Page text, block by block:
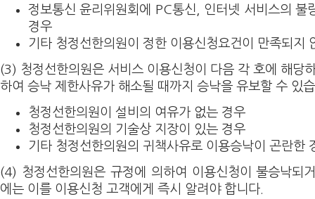
정보통신 윤리위원회에 PC통신, 인터넷 서비스의 불
경우
기타 청정선한의원이 정한 이용신청요건이 만족되지
(3) 청정선한의원은 서비스 이용신청이 다음 각 호에 해당
하여 승낙 제한사유가 해소될 때까지 승낙을 유보할 수 있
청정선한의원이 설비의 여유가 없는 경우
청정선한의원의 기술상 지장이 있는 경우
기타 청정선한의원의 귀책사유로 이용승낙이 곤란한
(4) 청정선한의원은 규정에 의하여 이용신청이 불승낙되
에는 이를 이용신청 고객에게 즉시 알려야 합니다.